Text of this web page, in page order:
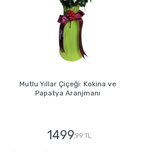
Mutlu Yıllar Çiçeği: Kokina ve
Papatya Aranjmanı
1499,99 TL